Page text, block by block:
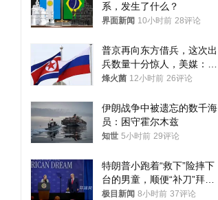
系，发生了什么？
界面新闻 10小时前 28评论
普京再向东方借兵，这次出
兵数量十分惊人，美媒：俄
朝要动真格？
烽火菌 12小时前 26评论
伊朗战争中被遗忘的数千海
员：困守霍尔木兹
知世 5小时前 29评论
特朗普小跑着“救下”险摔下
台的男童，顺便“补刀”拜
登：“我可不想他像拜登一
极目新闻 8小时前 37评论